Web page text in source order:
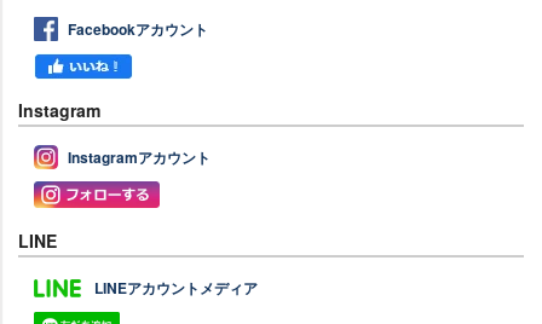
Facebookアカウント
Instagram
Instagramアカウント
LINE
LINEアカウントメディア